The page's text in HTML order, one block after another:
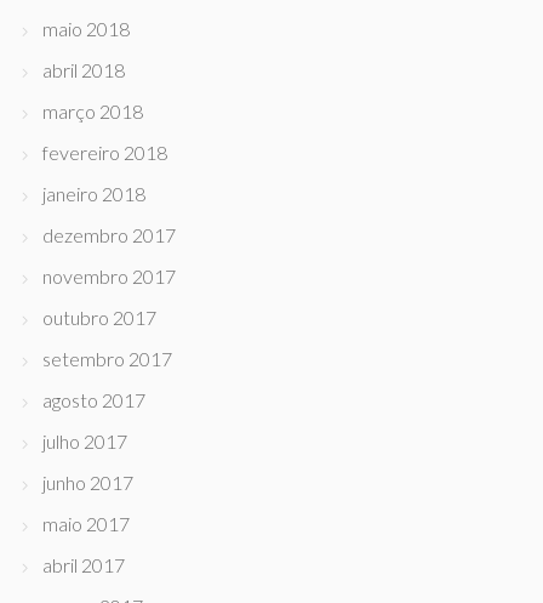
maio 2018
abril 2018
março 2018
fevereiro 2018
janeiro 2018
dezembro 2017
novembro 2017
outubro 2017
setembro 2017
agosto 2017
julho 2017
junho 2017
maio 2017
abril 2017